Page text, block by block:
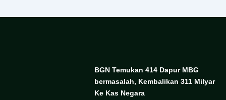
BGN Temukan 414 Dapur MBG
bermasalah, Kembalikan 311 Milyar
Ke Kas Negara